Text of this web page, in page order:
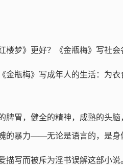
楼梦》更好？《金瓶梅》写社
金瓶梅》写成年人的生活：为
脾胃，健全的精神，成熟的头
的暴力——无论是语言的，是身
描写而被斥为淫书误解这部小说